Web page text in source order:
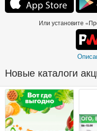
Или установите
Новые каталоги